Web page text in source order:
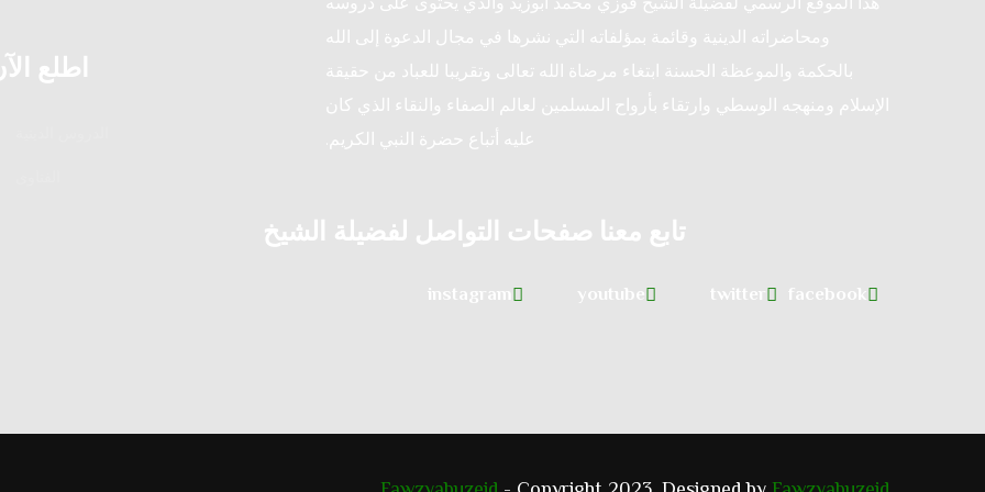
ومحاضراته الدينية وقائمة بمؤلفاته التي نشرها في مجال الدعوة إلى الله
بالحكمة والموعظة الحسنة ابتغاء مرضاة الله تعالى وتقريبا للعباد من حقيقة
الإسلام ومنهجه الوسطي وارتقاء بأرواح المسلمين لعالم الصفاء والنقاء الذي كان
عليه أتباع حضرة النبي الكريم.
تابع معنا صفحات التواصل لفضيلة الشيخ
facebook
twitter
youtube
instagram
اطلع